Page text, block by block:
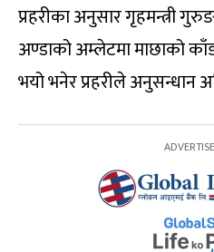
प्रहरीका अनुसार गृहमन्त्री
अण्डाको अम्लेटमा माछाको
भयो भनेर प्रहरीले अनुसन्धान